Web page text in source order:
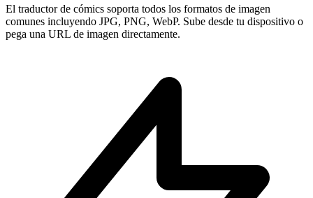
El traductor de cómics soporta todos los formatos de imagen
comunes incluyendo JPG, PNG, WebP. Sube desde tu dispositivo o
pega una URL de imagen directamente.